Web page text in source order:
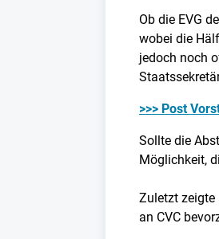
Ob die EVG
wobei die
jedoch noch
>>> Post
Sollte die
Möglichkeit,
Zuletzt zeigte
an CVC